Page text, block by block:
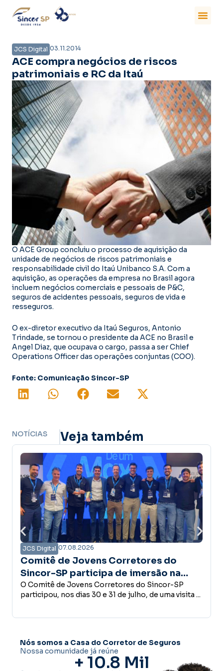
JCS Digital 03.11.2014
ACE compra negócios de riscos
patrimoniais e RC da Itaú
O ACE Group concluiu o processo de aquisição da
unidade de negócios de riscos patrimoniais e
responsabilidade civil do Itaú Unibanco S.A. Com a
aquisição, as operações da empresa no Brasil agora
incluem negócios comerciais e pessoais de P&C,
seguros de acidentes pessoais, seguros de vida e
resseguros.
O ex-diretor executivo da Itaú Seguros, Antonio
Trindade, se tornou o presidente da ACE no Brasil e
Angel Diaz, que ocupava o cargo, passa a ser Chief
Operations Officer das operações conjuntas (COO).
Fonte: Comunicação Sincor-SP
NOTÍCIAS Veja também
07.08.2026
de Jovens Corretores do
SP participa de imersão na
e conhece estrutura do Grupo
de Jovens Corretores do Sincor-SP
nos dias 30 e 31 de julho, de uma visita ...
conceder
Nós somos a Casa do Corretor de Seguros
Nossa comunidade já reúne
+ 10.8 Mil